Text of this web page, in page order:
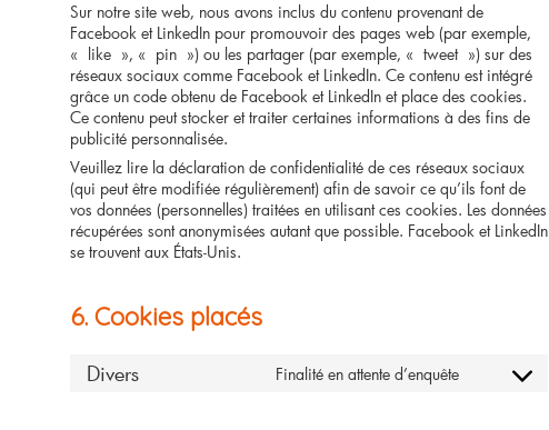
Sur notre site web, nous avons inclus du contenu provenant de
Facebook et LinkedIn pour promouvoir des pages web (par exemple,
« like », « pin ») ou les partager (par exemple, « tweet ») sur des
réseaux sociaux comme Facebook et LinkedIn. Ce contenu est intégré
grâce un code obtenu de Facebook et LinkedIn et place des cookies.
Ce contenu peut stocker et traiter certaines informations à des fins de
publicité personnalisée.
Veuillez lire la déclaration de confidentialité de ces réseaux sociaux
(qui peut être modifiée régulièrement) afin de savoir ce qu’ils font de
vos données (personnelles) traitées en utilisant ces cookies. Les données
récupérées sont anonymisées autant que possible. Facebook et LinkedIn
se trouvent aux États-Unis.
6. Cookies placés
Divers Finalité en attente d’enquête
Consent